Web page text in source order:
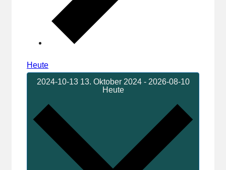
Heute
2024-10-13 13. Oktober 2024 - 2026-08-10
Heute